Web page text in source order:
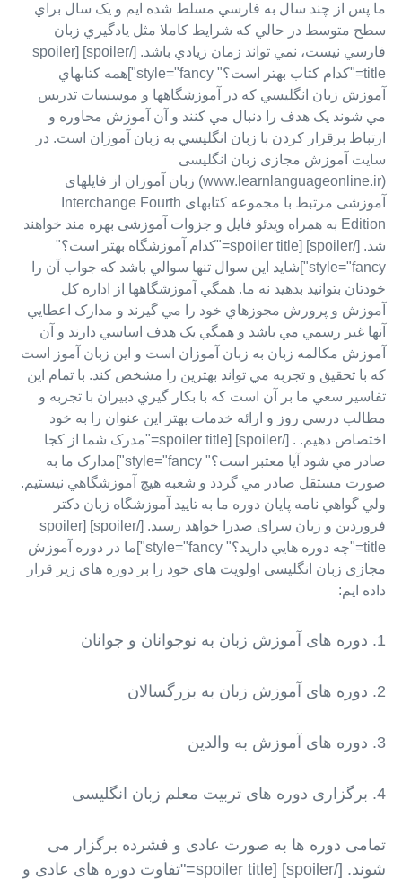
ما پس از چند سال به فارسي مسلط شده ايم و يک سال براي
سطح متوسط در حالي که شرايط کاملا مثل يادگيري زبان
فارسي نيست، نمي تواند زمان زيادي باشد. [/spoiler] [spoiler
title="کدام کتاب بهتر است؟" style="fancy"]همه کتابهاي
آموزش زبان انگليسي که در آموزشگاهها و موسسات تدريس
مي شوند يک هدف را دنبال مي کنند و آن آموزش محاوره و
ارتباط برقرار کردن با زبان انگليسي به زبان آموزان است. در
سایت آموزش مجازی زبان انگلیسی
(www.learnlanguageonline.ir) زبان آموزان از فایلهای
آموزشی مرتبط با مجموعه کتابهای Interchange Fourth
Edition به همراه ویدئو فایل و جزوات آموزشی بهره مند خواهند
شد. [/spoiler] [spoiler title="کدام آموزشگاه بهتر است؟"
style="fancy"]شايد اين سوال تنها سوالي باشد که جواب آن را
خودتان بتوانيد بدهيد نه ما. همگي آموزشگاهها از اداره کل
آموزش و پرورش مجوزهاي خود را مي گيرند و مدارک اعطايي
آنها غير رسمي مي باشد و همگي يک هدف اساسي دارند و آن
آموزش مکالمه زبان به زبان آموزان است و اين زبان آموز است
که با تحقيق و تجربه مي تواند بهترين را مشخص کند. با تمام اين
تفاسير سعي ما بر آن است که با بکار گيري دبيران با تجربه و
مطالب درسي روز و ارائه خدمات بهتر اين عنوان را به خود
اختصاص دهيم. . [/spoiler] [spoiler title="مدرک شما از کجا
صادر مي شود آيا معتبر است؟" style="fancy"]مدارک ما به
صورت مستقل صادر مي گردد و شعبه هيچ آموزشگاهي نيستيم.
ولي گواهي نامه پايان دوره ما به تاييد آموزشگاه زبان دکتر
فروردین و زبان سرای صدرا خواهد رسید. [/spoiler] [spoiler
title="چه دوره هايي داريد؟" style="fancy"]ما در دوره آموزش
مجازی زبان انگلیسی اولویت های خود را بر دوره های زیر قرار
داده ایم:
1. دوره های آموزش زبان به نوجوانان و جوانان
2. دوره های آموزش زبان به بزرگسالان
3. دوره های آموزش به والدین
4. برگزاری دوره های تربیت معلم زبان انگلیسی
تمامی دوره ها به صورت عادی و فشرده برگزار می
شوند. [/spoiler] [spoiler title="تفاوت دوره های عادی و